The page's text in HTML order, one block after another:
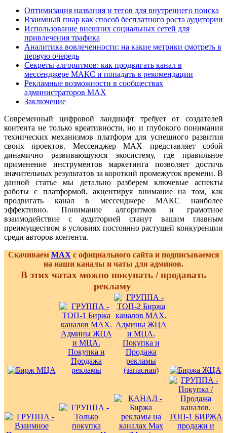
Оптимизация названия и тегов для внутреннего поиска
Взаимный пиар как способ бесплатного роста аудитории
Использование внешних социальных сетей для
привлечения трафика
Аналитика вовлеченности: на какие метрики смотреть в
первую очередь
Секреты алгоритмов: как продвигать канал в
мессенджере МАКС и попадать в рекомендации
Рекламные возможности в сообществах
администраторов MAX
Заключение
Современный цифровой ландшафт требует от создателей
контента не только креативности, но и глубокого понимания
технических механизмов платформ для успешного развития
своих проектов. Мессенджер MAX представляет собой
динамично развивающуюся экосистему, где правильное
применение инструментов маркетинга позволяет достичь
значительных результатов за короткий промежуток времени. В
данной статье мы детально разберем ключевые аспекты
работы с платформой, акцентируя внимание на том, как
продвигать канал в мессенджере МАКС наиболее
эффективно. Понимание алгоритмов и грамотное
взаимодействие с аудиторией станут вашим главным
преимуществом в условиях постоянно растущей конкуренции
среди авторов контента.
Скачиваем MAX с официального сайта и подписываемся
на наши каналы и чаты для админов.
В этих чатах можно покупать / продавать
рекламу